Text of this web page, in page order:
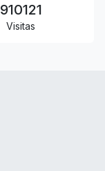
910121
Visitas